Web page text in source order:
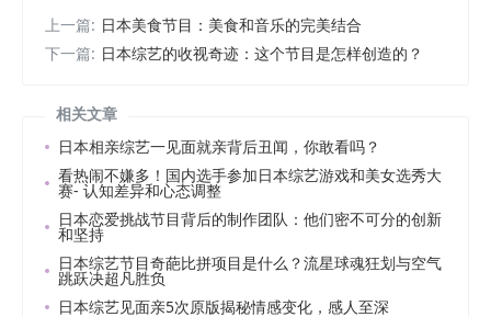
上一篇: 日本美食节目：美食和音乐的完美结合
下一篇: 日本综艺的收视奇迹：这个节目是怎样创造的？
相关文章
日本相亲综艺一见面就亲背后丑闻，你敢看吗？
看热闹不嫌多！国内选手参加日本综艺游戏和美女选秀大
赛- 认知差异和心态调整
日本恋爱挑战节目背后的制作团队：他们密不可分的创新
和坚持
日本综艺节目奇葩比拼项目是什么？流星球魂狂划与空气
跳跃决超凡胜负
日本综艺见面亲5次原版揭秘情感变化，感人至深